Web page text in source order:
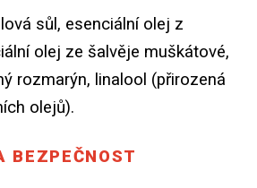
sůl, esenciální olej z
olej ze šalvěje muškátové,
rozmarýn, linalool (přirozená
olejů).
BEZPEČNOST